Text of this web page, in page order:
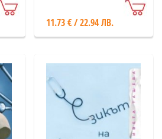
11.73 € / 22.94 ЛВ.